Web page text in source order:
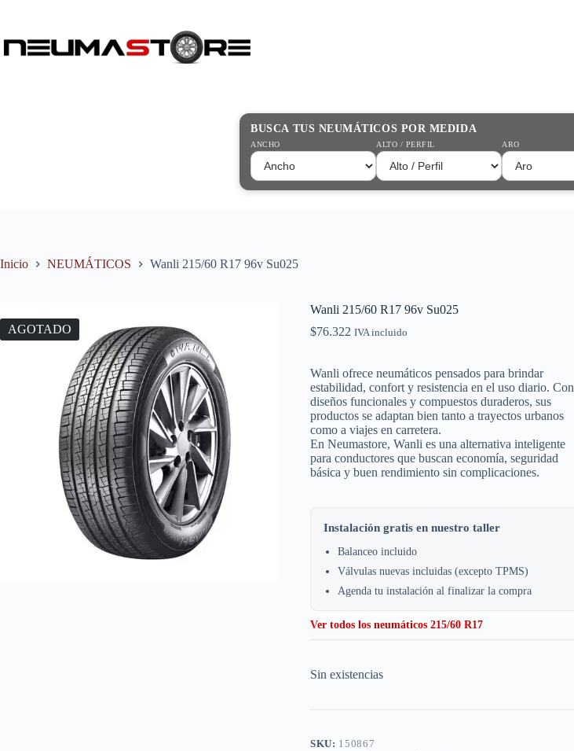
Búsqueda
de
BUSCA TUS NEUMÁTICOS POR MEDIDA
ANCHO ALTO / PERFIL ARO
Inicio NEUMÁTICOS Wanli 215/60 R17 96v Su025
AGOTADO
Wanli 215/60 R17 96v Su025
$76.322 IVA incluido
Wanli ofrece neumáticos pensados para brindar
estabilidad, confort y resistencia en el uso diario. Con
diseños funcionales y compuestos duraderos, sus
productos se adaptan bien tanto a trayectos urbanos
como a viajes en carretera.
En Neumastore, Wanli es una alternativa inteligente
para conductores que buscan economía, seguridad
básica y buen rendimiento sin complicaciones.
Instalación gratis en nuestro taller
Balanceo incluido
Válvulas nuevas incluidas (excepto TPMS)
Agenda tu instalación al finalizar la compra
Ver todos los neumáticos 215/60 R17
Sin existencias
SKU: 150867